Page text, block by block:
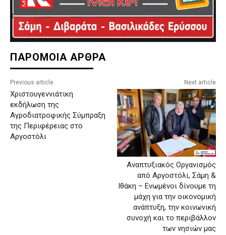
ΠΑΡΟΜΟΙΑ ΑΡΘΡΑ
Previous article
Χριστουγεννιάτικη
εκδήλωση της
Αγροδιατροφικής Σύμπραξη
της Περιφέρειας στο
Αργοστόλι
Next article
Αναπτυξιακός Οργανισμός
από Αργοστόλι, Σάμη &
Ιθάκη – Ενωμένοι δίνουμε τη
μάχη για την οικονομική
ανάπτυξη, την κοινωνική
συνοχή και το περιβάλλον
των νησιών μας